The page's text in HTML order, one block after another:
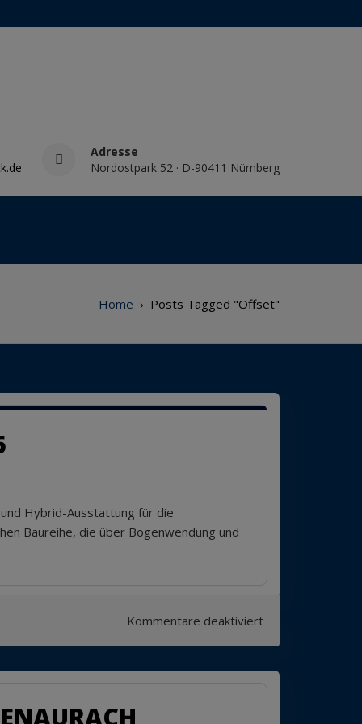
Adresse
Nordostpark 52 · D-90411 Nürnberg
Home › Posts Tagged "Offset"
Hybrid-Ausstattung für die
Baureihe, die über Bogenwendung und
Kommentare deaktiviertfür
Louko